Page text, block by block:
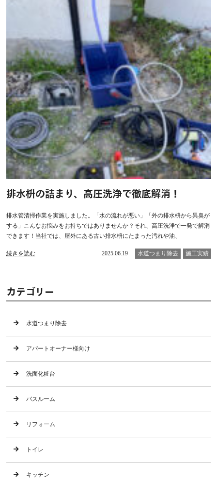
排水枡の詰まり、高圧洗浄で徹底解消！
排水管清掃作業を実施しました。「水の流れが悪い」「外の排水枡から異臭が
する」こんなお悩みをお持ちではありませんか？それ、高圧洗浄で一発で解消
できます！当社では、屋外にある古い排水枡にたまった汚れや油、
続きを読む 2025.06.19 水道つまり除去 施工実績
カテゴリー
水道つまり除去
アパートオーナー様向け
洗面化粧台
バスルーム
リフォーム
トイレ
キッチン